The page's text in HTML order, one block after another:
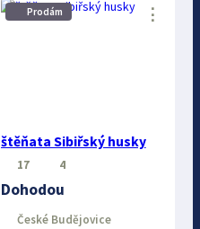
Prodám
štěňata Sibiřský husky
⋮
17 4
Dohodou
České Budějovice